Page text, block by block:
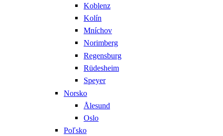
Koblenz
Kolín
Mníchov
Norimberg
Regensburg
Rüdesheim
Speyer
Norsko
Ålesund
Oslo
Poľsko